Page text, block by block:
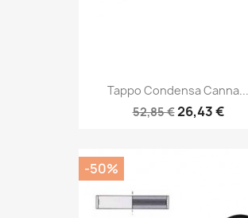
Tappo Condensa Canna...
52,85 €26,43 €
-50%